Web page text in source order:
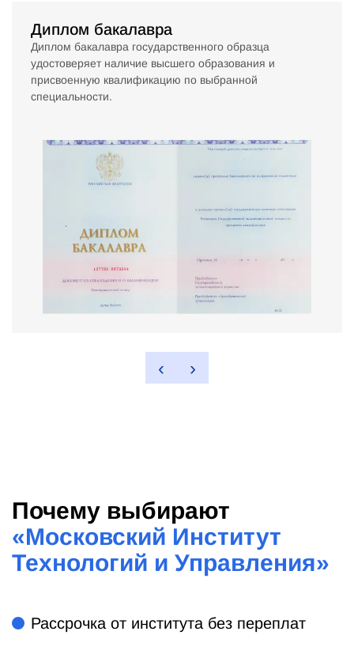
Диплом бакалавра
Диплом бакалавра государственного образца
удостоверяет наличие высшего образования и
присвоенную квалификацию по выбранной
специальности.
‹ ›
Почему выбирают
«Московский Институт
Технологий и Управления»
Рассрочка от института без переплат